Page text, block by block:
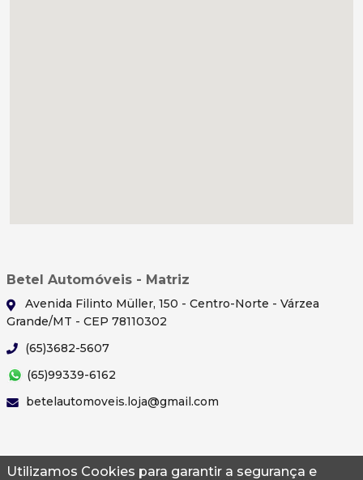
Utilizamos Cookies para garantir a segurança e
Betel Automóveis - Matriz
Avenida Filinto Müller, 150 - Centro-Norte - Várzea
Grande/MT - CEP 78110302
(65)3682-5607
(65)99339-6162
betelautomoveis.loja@gmail.com